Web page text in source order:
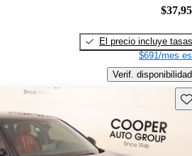
El precio incluye tasas
$691/mes
Verif. disponibilidad